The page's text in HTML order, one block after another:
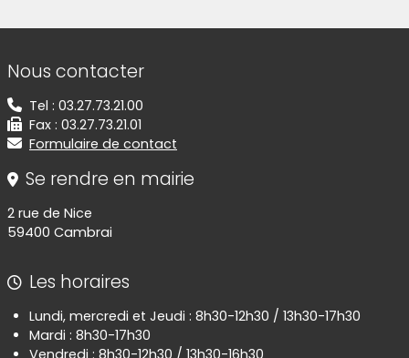
Informations de contact
Nous contacter
Tel : 03.27.73.21.00
Fax : 03.27.73.21.01
Formulaire de contact
Se rendre en mairie
2 rue de Nice
59400 Cambrai
Les horaires
Lundi, mercredi et Jeudi : 8h30-12h30 / 13h30-17h30
Mardi : 8h30-17h30